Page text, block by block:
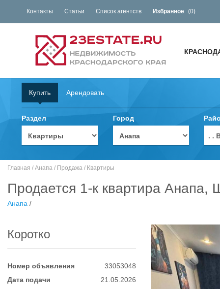
Контакты Статьи Список агентств Избранное (0)
Купить Арендовать
Раздел Город
. .
Главная / Анапа / Продажа / Квартиры
Продается 1-к квартира Анапа,
Анапа /
Коротко
Номер объявления
33053048
Дата подачи
21.05.2026